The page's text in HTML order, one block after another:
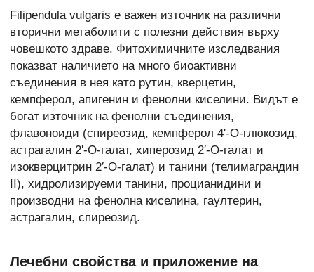
Filipendula vulgaris е важен източник на различни
вторични метаболити с полезни действия върху
човешкото здраве. Фитохимичните изследвания
показват наличието на много биоактивни
съединения в нея като рутин, кверцетин,
кемпферол, апигенин и фенолни киселини. Видът е
богат източник на фенолни съединения,
флавоноиди (спиреозид, кемпферол 4'-O-глюкозид,
астрагалин 2'-O-галат, хиперозид 2′-O-галат и
изокверцитрин 2′-O-галат) и танини (телимаграндин
II), хидролизируеми танини, процианидини и
производни на фенолна киселина, гаултерин,
астрагалин, спиреозид.
Лечебни свойства и приложение на